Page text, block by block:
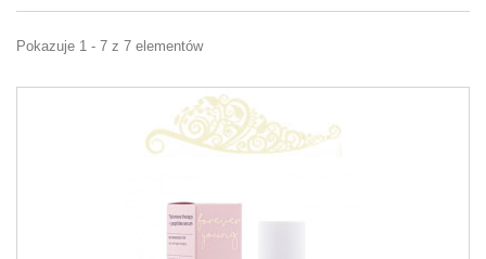
Pokazuje 1 - 7 z 7 elementów